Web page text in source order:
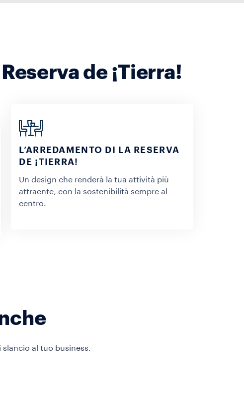
de ¡Tierra!
L’ARREDAMENTO DI LA RESERVA
DE ¡TIERRA!
Un design che renderà la tua attività più
attraente, con la sostenibilità sempre al
centro.
al tuo business.